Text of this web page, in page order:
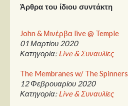
Άρθρα του ίδιου συντάκτη
John & Μινέρβα live @ Temple
01 Μαρτίου 2020
Κατηγορία:Live & Συναυλίες
The Membranes w/ The
12 Φεβρουαρίου 2020
Κατηγορία:Live & Συναυλίες